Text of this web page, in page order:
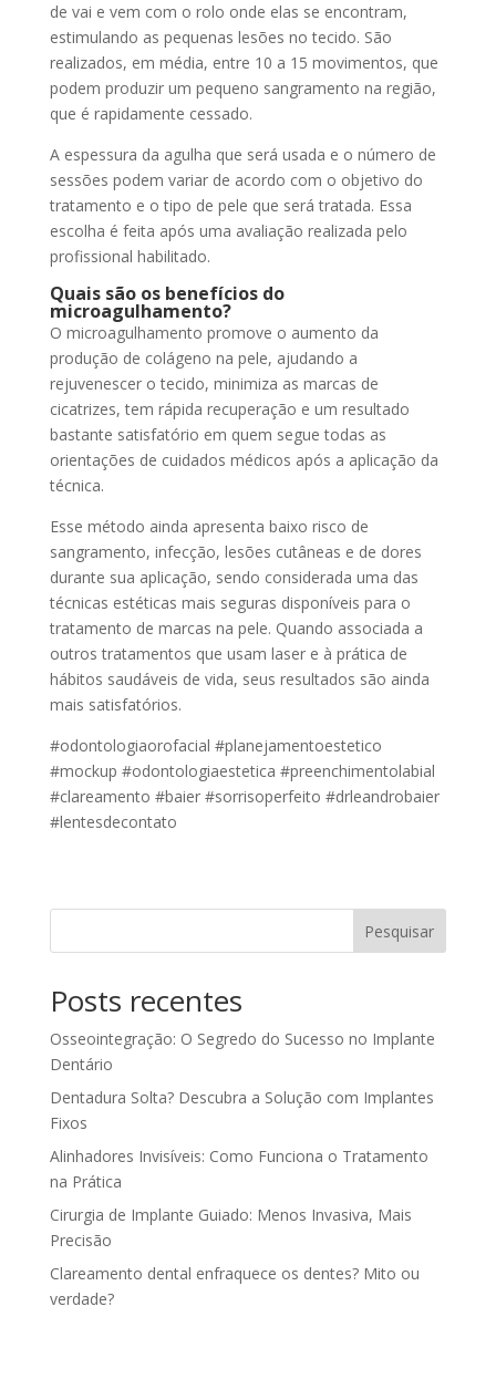
de vai e vem com o rolo onde elas se encontram,
estimulando as pequenas lesões no tecido. São
realizados, em média, entre 10 a 15 movimentos, que
podem produzir um pequeno sangramento na região,
que é rapidamente cessado.
A espessura da agulha que será usada e o número de
sessões podem variar de acordo com o objetivo do
tratamento e o tipo de pele que será tratada. Essa
escolha é feita após uma avaliação realizada pelo
profissional habilitado.
Quais são os benefícios do
microagulhamento?
O microagulhamento promove o aumento da
produção de colágeno na pele, ajudando a
rejuvenescer o tecido, minimiza as marcas de
cicatrizes, tem rápida recuperação e um resultado
bastante satisfatório em quem segue todas as
orientações de cuidados médicos após a aplicação da
técnica.
Esse método ainda apresenta baixo risco de
sangramento, infecção, lesões cutâneas e de dores
durante sua aplicação, sendo considerada uma das
técnicas estéticas mais seguras disponíveis para o
tratamento de marcas na pele. Quando associada a
outros tratamentos que usam laser e à prática de
hábitos saudáveis de vida, seus resultados são ainda
mais satisfatórios.
#odontologiaorofacial #planejamentoestetico
#mockup #odontologiaestetica #preenchimentolabial
#clareamento #baier #sorrisoperfeito #drleandrobaier
#lentesdecontato
Pesquisar
Posts recentes
Osseointegração: O Segredo do Sucesso no Implante
Dentário
Dentadura Solta? Descubra a Solução com Implantes
Fixos
Alinhadores Invisíveis: Como Funciona o Tratamento
na Prática
Cirurgia de Implante Guiado: Menos Invasiva, Mais
Precisão
Clareamento dental enfraquece os dentes? Mito ou
verdade?